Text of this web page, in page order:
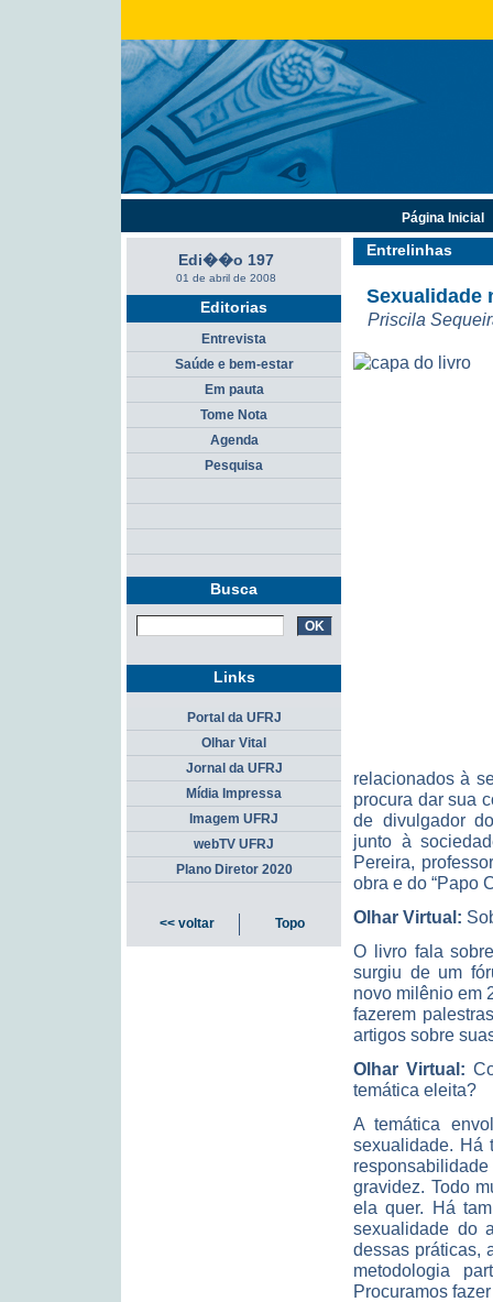
Entrelinhas
Sexualidade
Priscila
relacionados à
procura dar sua
de divulgador
junto à
Pereira,
obra e do “Papo
Olhar Virtual:
O livro fala
surgiu de um
novo milênio em
fazerem
artigos sobre
Olhar Virtual:
temática eleita?
A temática
sexualidade. Há
gravidez. Todo
ela quer. Há
sexualidade do
dessas práticas,
metodologia
Procuramos
Edi��o 197
01 de abril de 2008
Editorias
Entrevista
Saúde e bem-estar
Em pauta
Tome Nota
Agenda
Pesquisa
Busca
Página Inicial
Links
Portal da UFRJ
Olhar Vital
Jornal da UFRJ
Mídia Impressa
Imagem UFRJ
webTV UFRJ
Plano Diretor 2020
<< voltar Topo